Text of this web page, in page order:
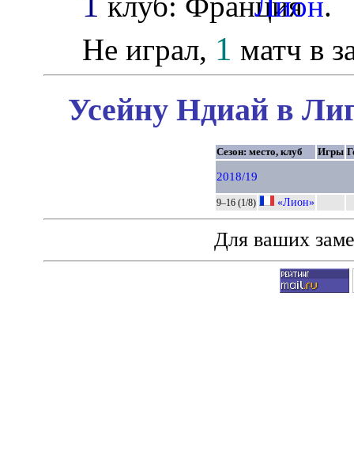
Не играл, 1 матч в
Усейну Ндиай в
Сезон: место, клуб Игры
2018/19
9–16 (1/8) «Лион»
Для ваших